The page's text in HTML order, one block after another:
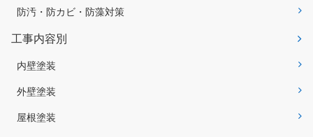
防汚・防カビ・防藻対策
工事内容別
内壁塗装
外壁塗装
屋根塗装